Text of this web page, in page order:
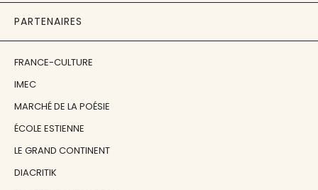
PARTENAIRES
FRANCE-CULTURE
IMEC
MARCHÉ DE LA POÉSIE
ÉCOLE ESTIENNE
LE GRAND CONTINENT
DIACRITIK